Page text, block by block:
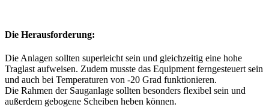
Die Herausforderung:
Die Anlagen sollten superleicht sein und gleichzeitig eine hohe
Traglast aufweisen. Zudem musste das Equipment ferngesteuert sein
und auch bei Temperaturen von -20 Grad funktionieren.
Die Rahmen der Sauganlage sollten besonders flexibel sein und
außerdem gebogene Scheiben heben können.